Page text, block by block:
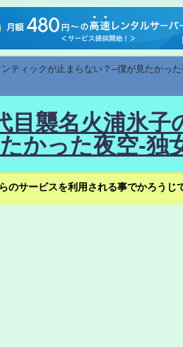
ティックが止まらない？--僕が見たか
襲名火浦氷
かった夜空-独
サービスを利用される事でかろう